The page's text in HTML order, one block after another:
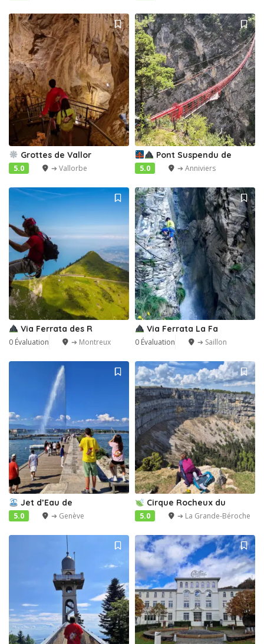
Grottes de Vallor
5.0 ➔ Vallorbe
Pont Suspendu de
5.0 ➔ Anniviers
Via Ferrata des R
0 Évaluation ➔ Montreux
Via Ferrata La Fa
0 Évaluation ➔ Saillon
Jet d’Eau de
5.0 ➔ Genève
Cirque Rocheux du
5.0 ➔ La Grande-Béroche